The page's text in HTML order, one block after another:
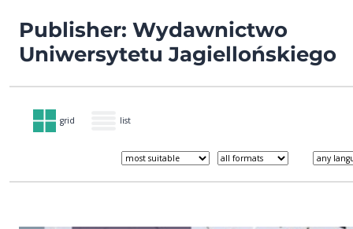
Publisher: Wydawnictwo
Uniwersytetu Jagiellońskiego
grid list